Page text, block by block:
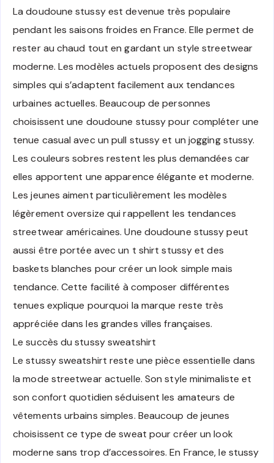
La doudoune stussy est devenue très populaire
pendant les saisons froides en France. Elle permet de
rester au chaud tout en gardant un style streetwear
moderne. Les modèles actuels proposent des designs
simples qui s’adaptent facilement aux tendances
urbaines actuelles. Beaucoup de personnes
choisissent une doudoune stussy pour compléter une
tenue casual avec un pull stussy et un jogging stussy.
Les couleurs sobres restent les plus demandées car
elles apportent une apparence élégante et moderne.
Les jeunes aiment particulièrement les modèles
légèrement oversize qui rappellent les tendances
streetwear américaines. Une doudoune stussy peut
aussi être portée avec un t shirt stussy et des
baskets blanches pour créer un look simple mais
tendance. Cette facilité à composer différentes
tenues explique pourquoi la marque reste très
appréciée dans les grandes villes françaises.
Le succès du stussy sweatshirt
Le stussy sweatshirt reste une pièce essentielle dans
la mode streetwear actuelle. Son style minimaliste et
son confort quotidien séduisent les amateurs de
vêtements urbains simples. Beaucoup de jeunes
choisissent ce type de sweat pour créer un look
moderne sans trop d’accessoires. En France, le stussy